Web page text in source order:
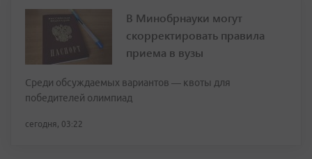
В Минобрнауки могут
скорректировать правила
приема в вузы
Среди обсуждаемых вариантов — квоты для
победителей олимпиад
сегодня, 03:22